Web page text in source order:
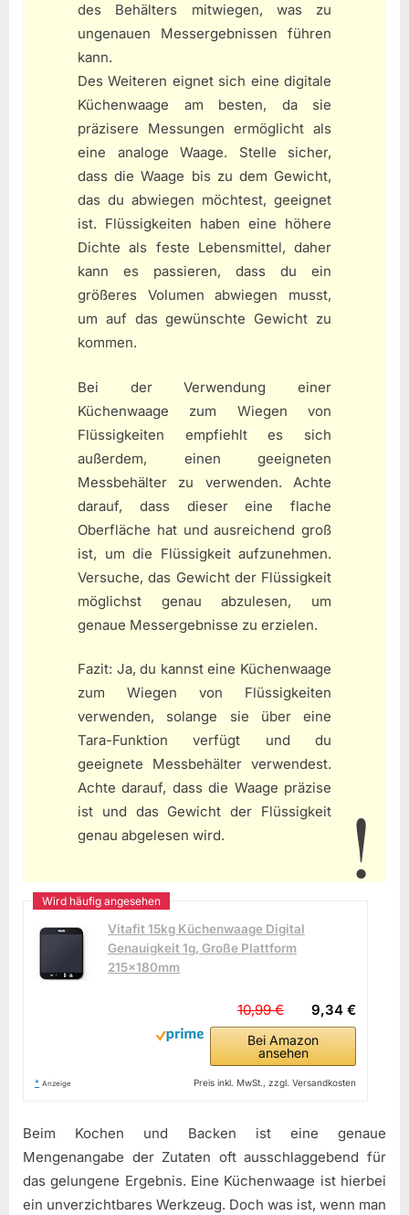
des Behälters mitwiegen, was zu
ungenauen Messergebnissen führen
kann.
Des Weiteren eignet sich eine digitale
Küchenwaage am besten, da sie
präzisere Messungen ermöglicht als
eine analoge Waage. Stelle sicher,
dass die Waage bis zu dem Gewicht,
das du abwiegen möchtest, geeignet
ist. Flüssigkeiten haben eine höhere
Dichte als feste Lebensmittel, daher
kann es passieren, dass du ein
größeres Volumen abwiegen musst,
um auf das gewünschte Gewicht zu
kommen.
Bei der Verwendung einer
Küchenwaage zum Wiegen von
Flüssigkeiten empfiehlt es sich
außerdem, einen geeigneten
Messbehälter zu verwenden. Achte
darauf, dass dieser eine flache
Oberfläche hat und ausreichend groß
ist, um die Flüssigkeit aufzunehmen.
Versuche, das Gewicht der Flüssigkeit
möglichst genau abzulesen, um
genaue Messergebnisse zu erzielen.
Fazit: Ja, du kannst eine Küchenwaage
zum Wiegen von Flüssigkeiten
verwenden, solange sie über eine
Tara-Funktion verfügt und du
geeignete Messbehälter verwendest.
Achte darauf, dass die Waage präzise
ist und das Gewicht der Flüssigkeit
genau abgelesen wird.
Vitafit 15kg Küchenwaage Digital
Genauigkeit 1g, Große Plattform
215x180mm
9,34 €
10,99 €
Bei Amazon
ansehen
* Anzeige Preis inkl. MwSt., zzgl. Versandkosten
Beim Kochen und Backen ist eine genaue
Mengenangabe der Zutaten oft ausschlaggebend für
das gelungene Ergebnis. Eine Küchenwaage ist hierbei
ein unverzichtbares Werkzeug. Doch was ist, wenn man